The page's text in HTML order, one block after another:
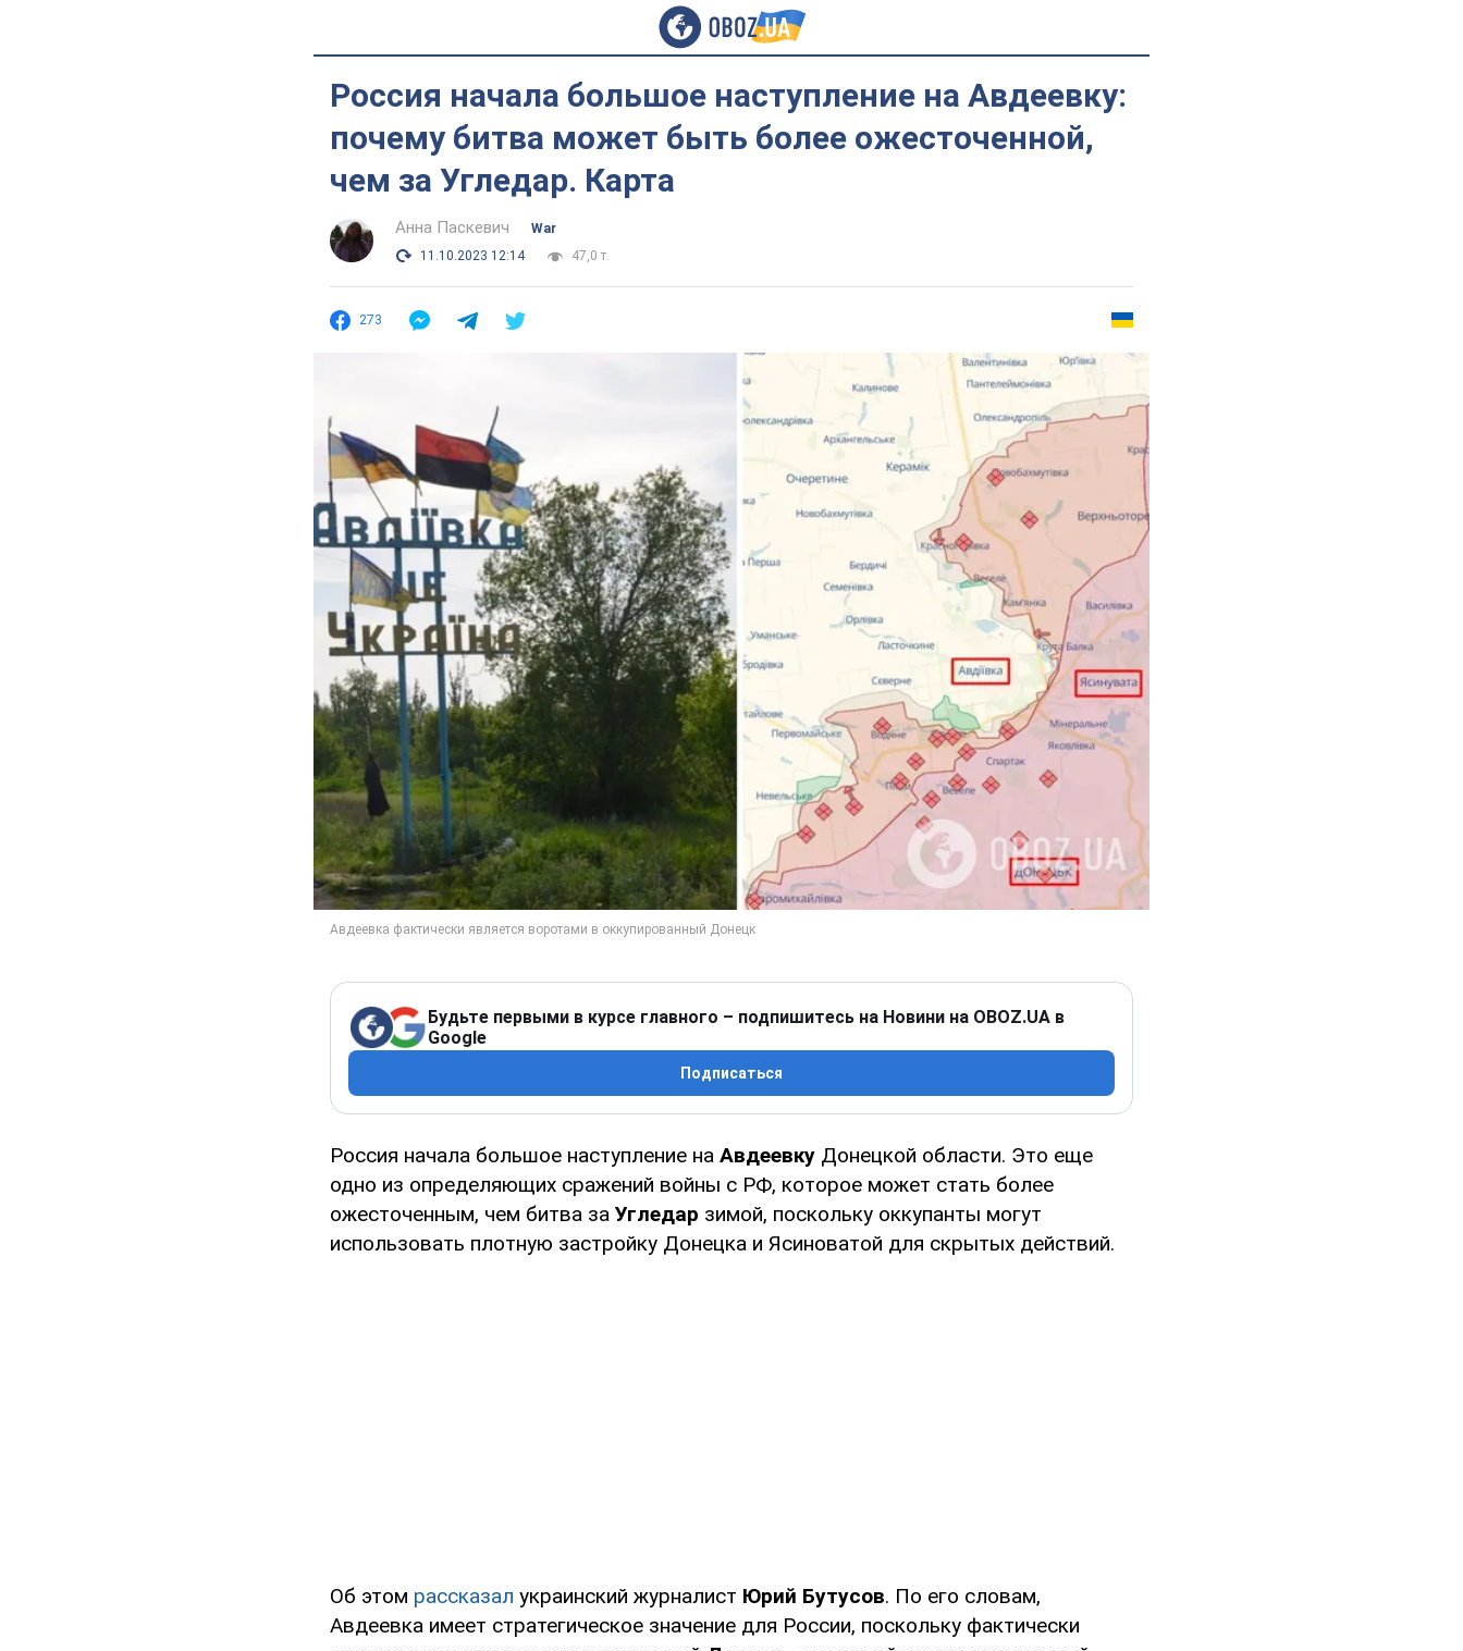
Россия начала большое наступление на Авдеевку:
почему битва может быть более ожесточенной,
чем за Угледар. Карта
Анна Паскевич
War
11.10.2023 12:14
47,0 т.
273
Будьте первыми в курсе главного – подпишитесь на Новини на OBOZ.UA в
Google
Подписаться
Россия начала большое наступление на Авдеевку Донецкой области. Это еще
одно из определяющих сражений войны с РФ, которое может стать более
ожесточенным, чем битва за Угледар зимой, поскольку оккупанты могут
использовать плотную застройку Донецка и Ясиноватой для скрытых действий.
Об этом рассказал украинский журналист Юрий Бутусов. По его словам,
Авдеевка имеет стратегическое значение для России, поскольку фактически